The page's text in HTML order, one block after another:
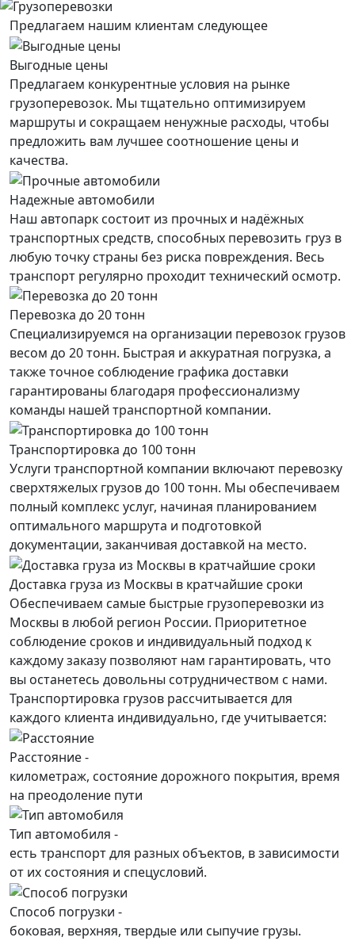
Предлагаем нашим клиентам следующее
Выгодные цены
Предлагаем конкурентные условия на рынке
грузоперевозок. Мы тщательно оптимизируем
маршруты и сокращаем ненужные расходы, чтобы
предложить вам лучшее соотношение цены и
качества.
Надежные автомобили
Наш автопарк состоит из прочных и надёжных
транспортных средств, способных перевозить груз в
любую точку страны без риска повреждения. Весь
транспорт регулярно проходит технический осмотр.
Перевозка до 20 тонн
Специализируемся на организации перевозок грузов
весом до 20 тонн. Быстрая и аккуратная погрузка, а
также точное соблюдение графика доставки
гарантированы благодаря профессионализму
команды нашей транспортной компании.
Транспортировка до 100 тонн
Услуги транспортной компании включают перевозку
сверхтяжелых грузов до 100 тонн. Мы обеспечиваем
полный комплекс услуг, начиная планированием
оптимального маршрута и подготовкой
документации, заканчивая доставкой на место.
Доставка груза из Москвы в кратчайшие сроки
Обеспечиваем самые быстрые грузоперевозки из
Москвы в любой регион России. Приоритетное
соблюдение сроков и индивидуальный подход к
каждому заказу позволяют нам гарантировать, что
вы останетесь довольны сотрудничеством с нами.
Транспортировка грузов рассчитывается для
каждого клиента индивидуально, где учитывается:
Расстояние -
километраж, состояние дорожного покрытия, время
на преодоление пути
Тип автомобиля -
есть транспорт для разных объектов, в зависимости
от их состояния и спецусловий.
Способ погрузки -
боковая, верхняя, твердые или сыпучие грузы.